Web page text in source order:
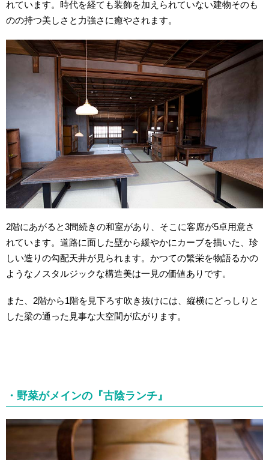
れています。時代を経ても装飾を加えられていない建物そのも
のの持つ美しさと力強さに癒やされます。
2階にあがると3間続きの和室があり、そこに客席が5卓用意さ
れています。道路に面した壁から緩やかにカーブを描いた、珍
しい造りの勾配天井が見られます。かつての繁栄を物語るかの
ようなノスタルジックな構造美は一見の価値ありです。
また、2階から1階を見下ろす吹き抜けには、縦横にどっしりと
した梁の通った見事な大空間が広がります。
・野菜がメインの『古陰ランチ』